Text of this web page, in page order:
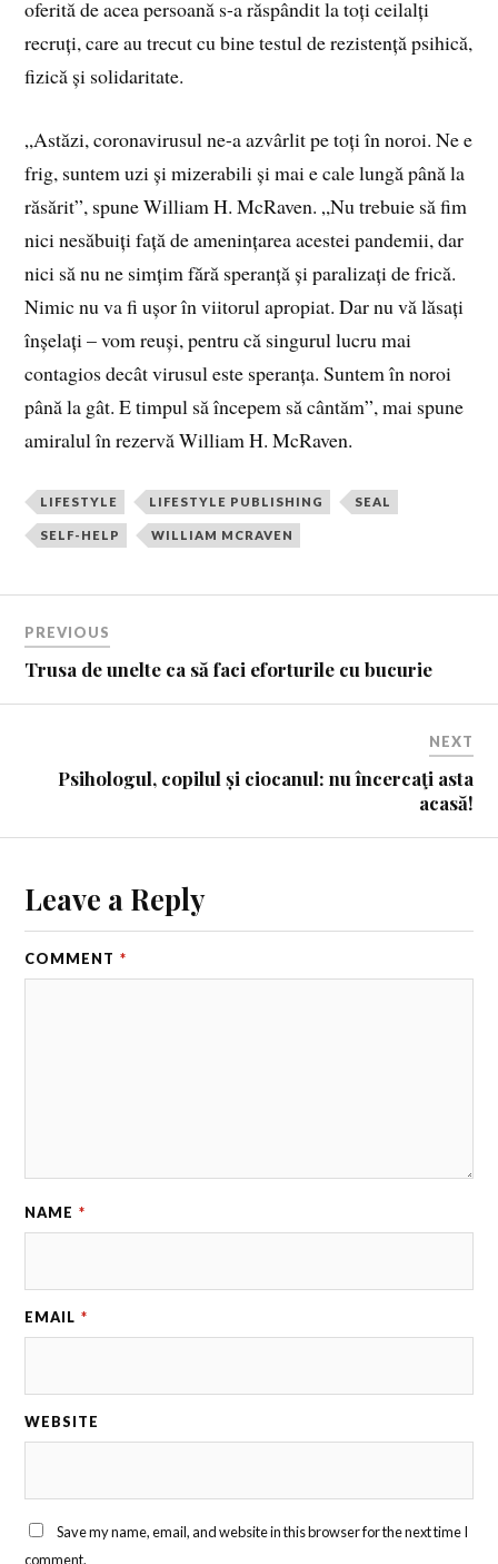
oferită de acea persoană s-a răspândit la toți ceilalți
recruți, care au trecut cu bine testul de rezistență psihică,
fizică și solidaritate.
„Astăzi, coronavirusul ne-a azvârlit pe toți în noroi. Ne e
frig, suntem uzi și mizerabili și mai e cale lungă până la
răsărit”, spune William H. McRaven. „Nu trebuie să fim
nici nesăbuiți față de amenințarea acestei pandemii, dar
nici să nu ne simțim fără speranță și paralizați de frică.
Nimic nu va fi ușor în viitorul apropiat. Dar nu vă lăsați
înșelați – vom reuși, pentru că singurul lucru mai
contagios decât virusul este speranța. Suntem în noroi
până la gât. E timpul să începem să cântăm”, mai spune
amiralul în rezervă William H. McRaven.
LIFESTYLE LIFESTYLE PUBLISHING SEAL
SELF-HELP WILLIAM MCRAVEN
PREVIOUS
Trusa de unelte ca să faci eforturile cu bucurie
NEXT
Psihologul, copilul și ciocanul: nu încercaţi asta
acasă!
Leave a Reply
COMMENT *
NAME *
EMAIL *
WEBSITE
Save my name, email, and website in this browser for the next time I
comment.